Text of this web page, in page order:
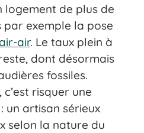
logement de plus de
par exemple la pose
air. Le taux plein à
dont désormais
fossiles.
risquer une
un artisan sérieux
selon la nature du